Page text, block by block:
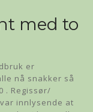
med to
er
nå snakker så
. Regissør/
innlysende at